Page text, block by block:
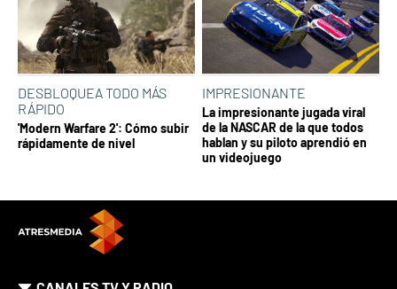
DESBLOQUEA TODO MÁS
RÁPIDO
'Modern Warfare 2': Cómo subir
rápidamente de nivel
IMPRESIONANTE
La impresionante jugada viral
de la NASCAR de la que todos
hablan y su piloto aprendió en
un videojuego